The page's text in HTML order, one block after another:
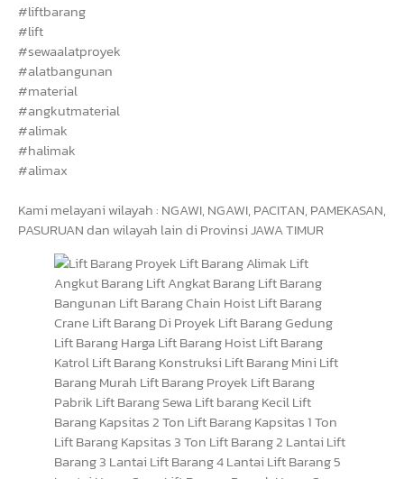
#liftbarang
#lift
#sewaalatproyek
#alatbangunan
#material
#angkutmaterial
#alimak
#halimak
#alimax
Kami melayani wilayah : NGAWI, NGAWI, PACITAN, PAMEKASAN,
PASURUAN dan wilayah lain di Provinsi JAWA TIMUR